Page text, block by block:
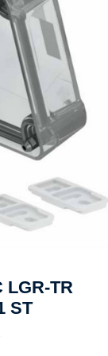
LGR-TR
ST